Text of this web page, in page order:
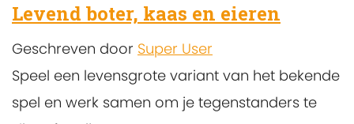
Levend boter, kaas en eieren
Geschreven door Super User
Speel een levensgrote variant van het bekende
spel en werk samen om je tegenstanders te